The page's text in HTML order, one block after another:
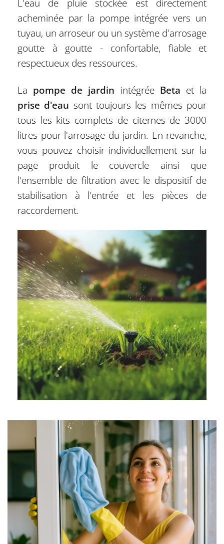
L'eau de pluie stockée est directement
acheminée par la pompe intégrée vers un
tuyau, un arroseur ou un système d'arrosage
goutte à goutte - confortable, fiable et
respectueux des ressources.
La pompe de jardin intégrée Beta et la
prise d'eau sont toujours les mêmes pour
tous les kits complets de citernes de 3000
litres pour l'arrosage du jardin. En revanche,
vous pouvez choisir individuellement sur la
page produit le couvercle ainsi que
l'ensemble de filtration avec le dispositif de
stabilisation à l'entrée et les pièces de
raccordement.